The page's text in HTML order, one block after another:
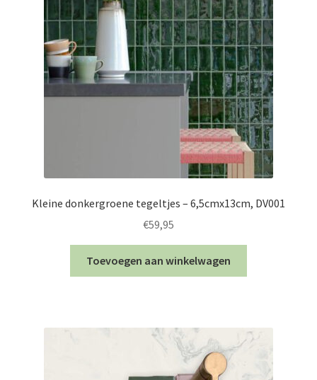
Kleine donkergroene tegeltjes – 6,5cmx13cm, DV001
€59,95
Toevoegen aan winkelwagen